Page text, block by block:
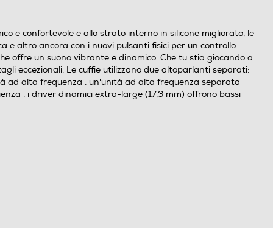
e confortevole e allo strato interno in silicone migliorato, le
e altro ancora con i nuovi pulsanti fisici per un controllo
offre un suono vibrante e dinamico. Che tu stia giocando a
eccezionali. Le cuffie utilizzano due altoparlanti separati:
ad alta frequenza : un'unità ad alta frequenza separata
: i driver dinamici extra-large (17,3 mm) offrono bassi